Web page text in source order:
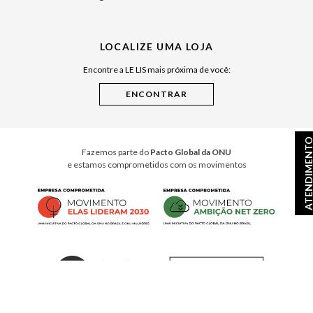
Cuidados Casa
LOCALIZE UMA LOJA
Encontre a LE LIS mais próxima de você:
Fazemos parte do Pacto Global da ONU
e estamos comprometidos com os movimentos